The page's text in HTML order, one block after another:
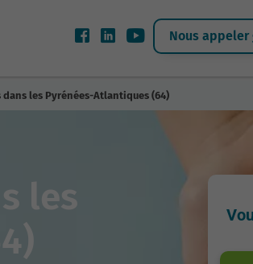
Nous appeler
les Pyrénées-Atlantiques (64)
les